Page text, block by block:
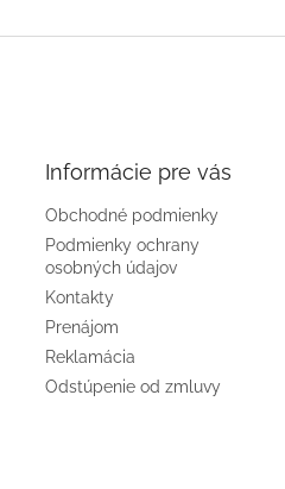
Informácie pre vás
Obchodné podmienky
Podmienky ochrany
osobných údajov
Kontakty
Prenájom
Reklamácia
Odstúpenie od zmluvy